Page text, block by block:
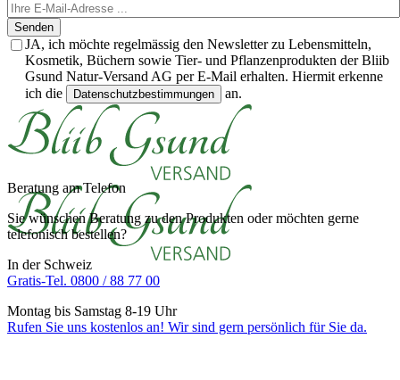
Senden
JA, ich möchte regelmässig den Newsletter zu Lebensmitteln,
Kosmetik, Büchern sowie Tier- und Pflanzenprodukten der Bliib
Gsund Natur-Versand AG per E-Mail erhalten. Hiermit erkenne
ich die
Datenschutzbestimmungen an.
Beratung am Telefon
Sie wünschen Beratung zu den Produkten oder möchten gerne
telefonisch bestellen?
In der Schweiz
Gratis-Tel. 0800 / 88 77 00
Montag bis Samstag 8-19 Uhr
Rufen Sie uns kostenlos an! Wir sind gern persönlich für Sie da.